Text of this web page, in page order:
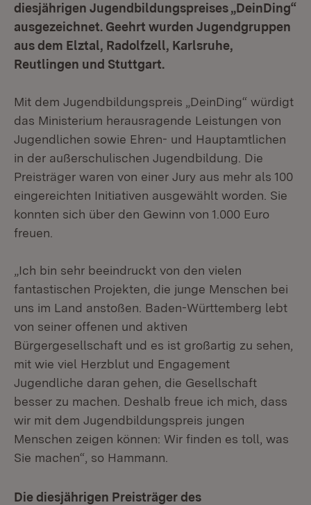
diesjährigen Jugendbildungspreises „DeinDing“
ausgezeichnet. Geehrt wurden Jugendgruppen
aus dem Elztal, Radolfzell, Karlsruhe,
Reutlingen und Stuttgart.
Mit dem Jugendbildungspreis „DeinDing“ würdigt
das Ministerium herausragende Leistungen von
Jugendlichen sowie Ehren- und Hauptamtlichen
in der außerschulischen Jugendbildung. Die
Preisträger waren von einer Jury aus mehr als 100
eingereichten Initiativen ausgewählt worden. Sie
konnten sich über den Gewinn von 1.000 Euro
freuen.
„Ich bin sehr beeindruckt von den vielen
fantastischen Projekten, die junge Menschen bei
uns im Land anstoßen. Baden-Württemberg lebt
von seiner offenen und aktiven
Bürgergesellschaft und es ist großartig zu sehen,
mit wie viel Herzblut und Engagement
Jugendliche daran gehen, die Gesellschaft
besser zu machen. Deshalb freue ich mich, dass
wir mit dem Jugendbildungspreis jungen
Menschen zeigen können: Wir finden es toll, was
Sie machen“, so Hammann.
Die diesjährigen Preisträger des